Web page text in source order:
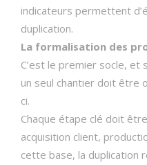
indicateurs permettent
duplication.
La formalisation des
C’est le premier socle, et
un seul chantier doit être
ci.
Chaque étape clé doit
acquisition client,
cette base, la duplication